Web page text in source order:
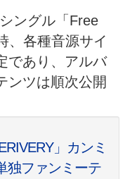
ングル「Free
、各種音源サイ
であり、アルバ
ンツは順次公開
」カンミ
独ファンミーテ